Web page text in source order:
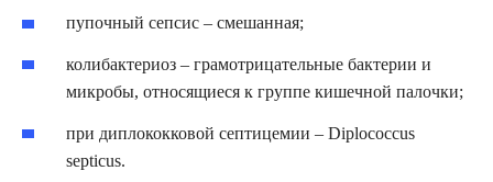
пупочный сепсис – смешанная;
колибактериоз – грамотрицательные бактерии и
микробы, относящиеся к группе кишечной палочки;
при диплококковой септицемии – Diplococcus
septicus.